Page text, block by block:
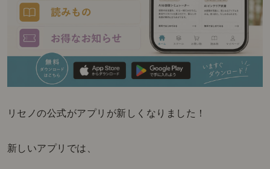
リセノの公式がアプリが新しくなりました！
新しいアプリでは、